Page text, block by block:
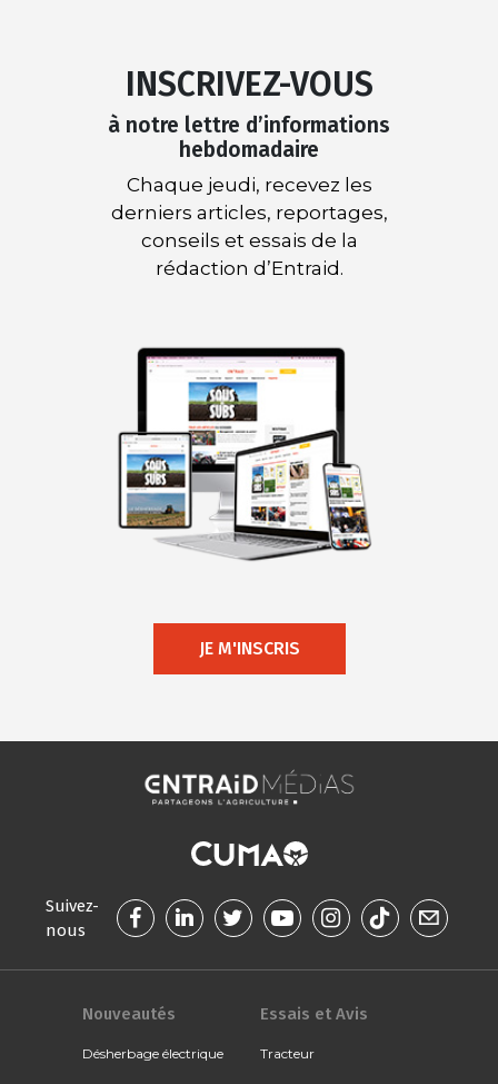
INSCRIVEZ-VOUS
à notre lettre d’informations
hebdomadaire
Chaque jeudi, recevez les
derniers articles, reportages,
conseils et essais de la
rédaction d’Entraid.
JE M'INSCRIS
Suivez-
nous
Nouveautés
Désherbage électrique
Essais et Avis
Tracteur